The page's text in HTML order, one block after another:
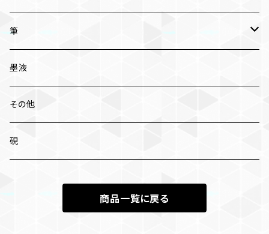
筆
小筆
中筆
太筆
墨液
その他
硯
商品一覧に戻る